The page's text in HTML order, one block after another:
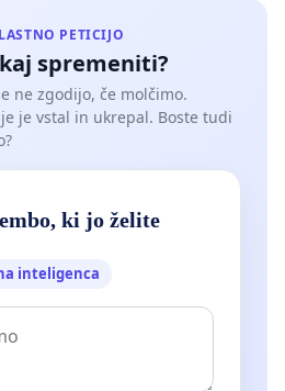
PETICIJO
spremeniti?
ne zgodijo, če molčimo.
je vstal in ukrepal. Boste tudi
ki jo želite
inteligenca